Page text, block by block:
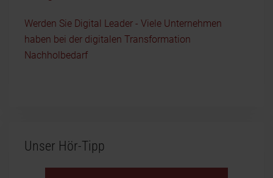
Werden Sie Digital Leader - Viele Unternehmen
haben bei der digitalen Transformation
Nachholbedarf
Unser Hör-Tipp